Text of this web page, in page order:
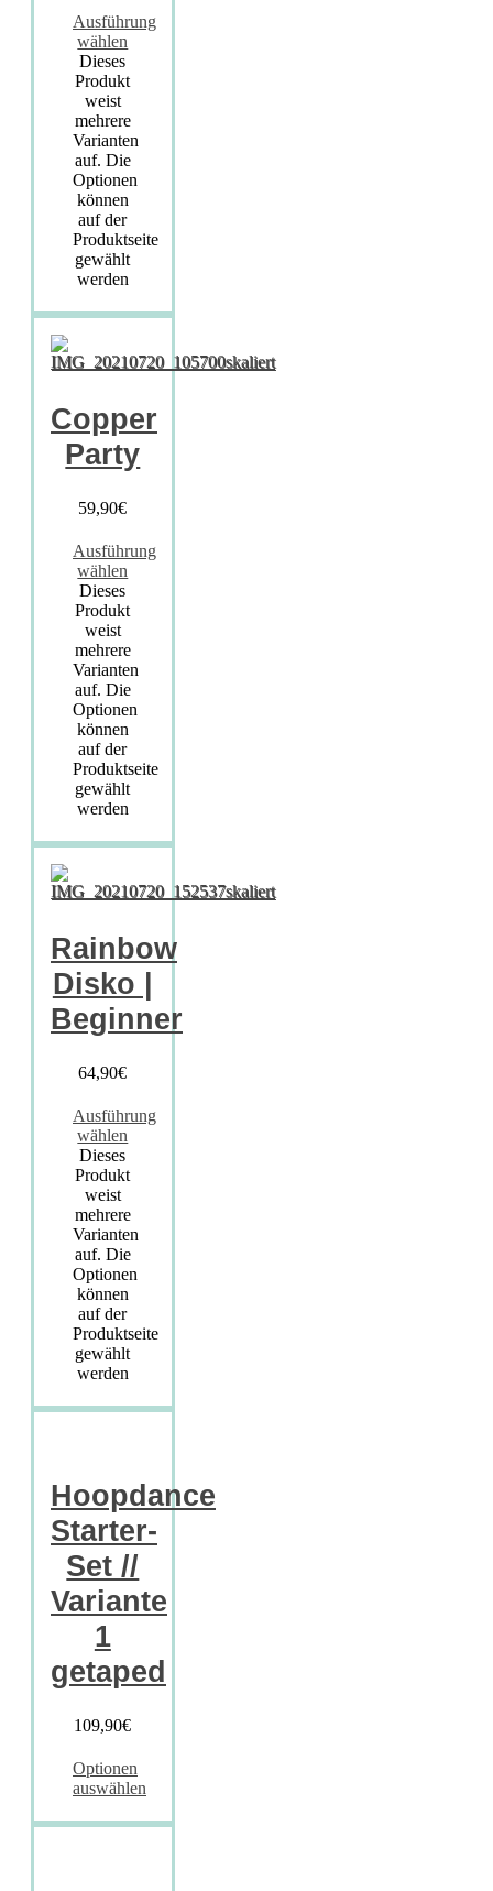
Ausführung
wählen
Dieses
Produkt
weist
mehrere
Varianten
auf. Die
Optionen
können
auf der
Produktseite
gewählt
werden
Copper
Party
59,90€
Ausführung
wählen
Dieses
Produkt
weist
mehrere
Varianten
auf. Die
Optionen
können
auf der
Produktseite
gewählt
werden
Rainbow
Disko |
Beginner
64,90€
Ausführung
wählen
Dieses
Produkt
weist
mehrere
Varianten
auf. Die
Optionen
können
auf der
Produktseite
gewählt
werden
Hoopdance
Starter-
Set //
Variante
1
getaped
109,90€
Optionen
auswählen